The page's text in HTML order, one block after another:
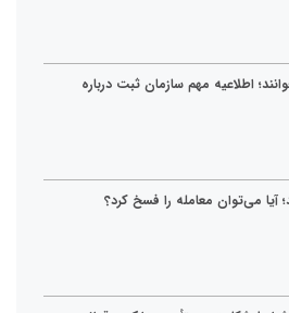
اطلاعیه مهم سازمان ثبت درباره
می‌توان معامله را فسخ کرد؟